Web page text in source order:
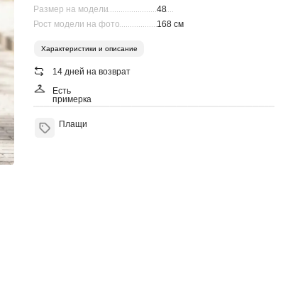
14 дней на возврат
Есть
примерка
................................
.........................168 см
Рост модели на фото
Плащи
48
Размер на модели
Характеристики и описание